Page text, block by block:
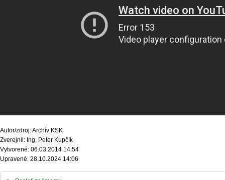
Autor/zdroj: Archív KSK
Zverejnil: Ing. Peter Kupčík
Vytvorené: 06.03.2014 14:54
Upravené: 28.10.2024 14:06